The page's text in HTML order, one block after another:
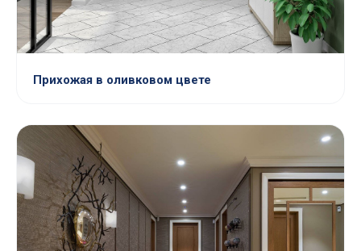
Прихожая в оливковом цвете